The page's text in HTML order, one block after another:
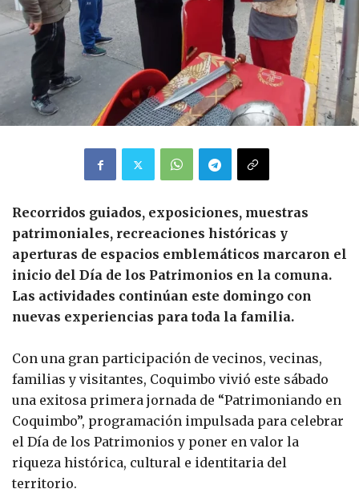
Recorridos guiados, exposiciones, muestras
patrimoniales, recreaciones históricas y
aperturas de espacios emblemáticos marcaron el
inicio del Día de los Patrimonios en la comuna.
Las actividades continúan este domingo con
nuevas experiencias para toda la familia.
Con una gran participación de vecinos, vecinas,
familias y visitantes, Coquimbo vivió este sábado
una exitosa primera jornada de “Patrimoniando en
Coquimbo”, programación impulsada para celebrar
el Día de los Patrimonios y poner en valor la
riqueza histórica, cultural e identitaria del
territorio.